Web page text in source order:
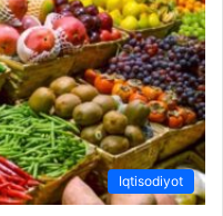
Iqtisodiyot